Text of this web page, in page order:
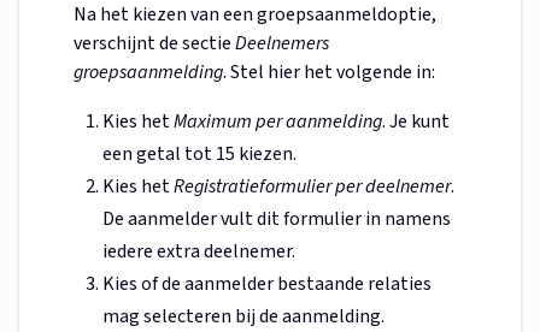
Na het kiezen van een groepsaanmeldoptie,
verschijnt de sectieDeelnemers
groepsaanmelding. Stel hier het volgende in:
Kies hetMaximum per aanmelding. Je kunt
een getal tot 15 kiezen.
Kies hetRegistratieformulier per deelnemer.
De aanmelder vult dit formulier in namens
iedere extra deelnemer.
Kies of de aanmelder bestaande relaties
mag selecteren bij de aanmelding.